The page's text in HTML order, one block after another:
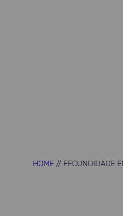
HOME // FECUNDIDADE